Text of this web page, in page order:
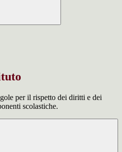
per il rispetto dei diritti e dei
scolastiche.